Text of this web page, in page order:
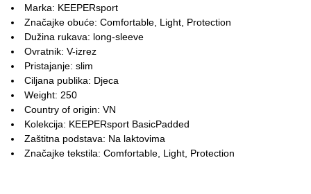
Marka: KEEPERsport
Značajke obuće: Comfortable, Light, Protection
Dužina rukava: long-sleeve
Ovratnik: V-izrez
Pristajanje: slim
Ciljana publika: Djeca
Weight: 250
Country of origin: VN
Kolekcija: KEEPERsport BasicPadded
Zaštitna podstava: Na laktovima
Značajke tekstila: Comfortable, Light, Protection